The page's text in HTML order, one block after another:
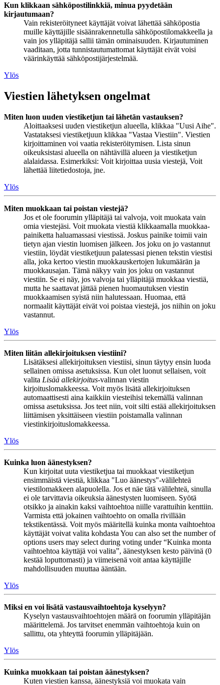
Kun klikkaan sähköpostilinkkiä, minua pyydetään
kirjautumaan?
Vain rekisteröityneet käyttäjät voivat lähettää sähköpostia
muille käyttäjille sisäänrakennetulla sähköpostilomakkeella ja
vain jos ylläpitäjä sallii tämän ominaisuuden. Kirjautuminen
vaaditaan, jotta tunnistautumattomat käyttäjät eivät voisi
väärinkäyttää sähköpostijärjestelmää.
Ylös
Viestien lähetyksen ongelmat
Miten luon uuden viestiketjun tai lähetän vastauksen?
Aloittaaksesi uuden viestiketjun alueella, klikkaa "Uusi Aihe".
Vastataksesi viestiketjuun klikkaa "Vastaa Viestiin". Viestien
kirjoittaminen voi vaatia rekisteröitymisen. Lista sinun
oikeuksistasi alueella on nähtävillä alueen ja viestiketjun
alalaidassa. Esimerkiksi: Voit kirjoittaa uusia viestejä, Voit
lähettää liitetiedostoja, jne.
Ylös
Miten muokkaan tai poistan viestejä?
Jos et ole foorumin ylläpitäjä tai valvoja, voit muokata vain
omia viestejäsi. Voit muokata viestiä klikkaamalla muokkaa-
painiketta haluamassasi viestissä. Joskus painike toimii vain
tietyn ajan viestin luomisen jälkeen. Jos joku on jo vastannut
viestiin, löydät viestiketjuun palatessasi pienen tekstin viestisi
alla, joka kertoo viestin muokkauskertojen lukumäärän ja
muokkausajan. Tämä näkyy vain jos joku on vastannut
viestiin. Se ei näy, jos valvoja tai ylläpitäjä muokkaa viestiä,
mutta he saattavat jättää pienen huomautuksen viestin
muokkaamisen syistä niin halutessaan. Huomaa, että
normaalit käyttäjät eivät voi poistaa viestejä, jos niihin on joku
vastannut.
Ylös
Miten liitän allekirjoituksen viestiini?
Lisätäksesi allekirjoituksen viestiisi, sinun täytyy ensin luoda
sellainen omissa asetuksissa. Kun olet luonut sellaisen, voit
valita Lisää allekirjoitus-valinnan viestin
kirjoituslomakkeessa. Voit myös lisätä allekirjoituksen
automaattisesti aina kaikkiin viesteihisi tekemällä valinnan
omissa asetuksissa. Jos teet niin, voit silti estää allekirjoituksen
liittämisen yksittäiseen viestiin poistamalla valinnan
viestinkirjoituslomakkeessa.
Ylös
Kuinka luon äänestyksen?
Kun kirjoitat uuta viestiketjua tai muokkaat viestiketjun
ensimmäistä viestiä, klikkaa "Luo äänestys"-välilehteä
viestilomakkeen alapuolella. Jos et näe tätä välilehteä, sinulla
ei ole tarvittavia oikeuksia äänestysten luomiseen. Syötä
otsikko ja ainakin kaksi vaihtoehtoa niille varattuihin kenttiin.
Varmista että jokainen vaihtoehto on omalla rivillään
tekstikentässä. Voit myös määritellä kuinka monta vaihtoehtoa
käyttäjät voivat valita kohdasta You can also set the number of
options users may select during voting under “Kuinka monta
vaihtoehtoa käyttäjä voi valita”, äänestyksen kesto päivinä (0
kestää loputtomasti) ja viimeisenä voit antaa käyttäjille
mahdollisuuden muuttaa ääntään.
Ylös
Miksi en voi lisätä vastausvaihtoehtoja kyselyyn?
Kyselyn vastausvaihtoehtojen määrä on foorumin ylläpitäjän
määrittelemä. Jos tarvitset enemmän vaihtoehtoja kuin on
sallittu, ota yhteyttä foorumin ylläpitäjään.
Ylös
Kuinka muokkaan tai poistan äänestyksen?
Kuten viestien kanssa, äänestyksiä voi muokata vain